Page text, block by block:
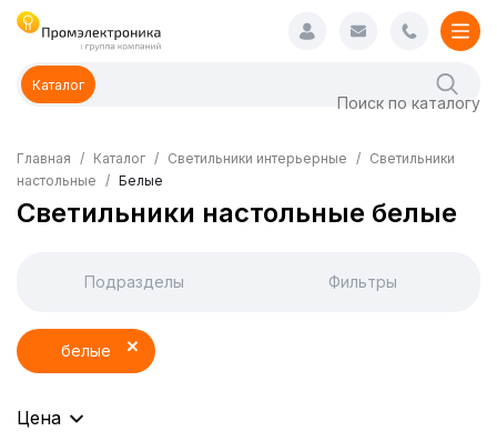
Каталог
Главная Каталог Светильники интерьерные
Светильники
настольные
Белые
Светильники настольные белые
Подразделы Фильтры
белые
Цена